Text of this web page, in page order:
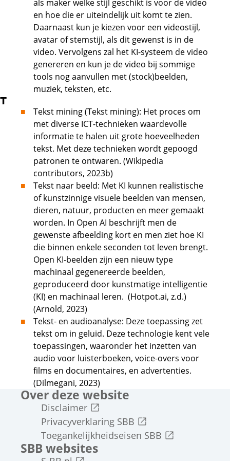
als maker welke stijl geschikt is voor de video
en hoe die er uiteindelijk uit komt te zien.
Daarnaast kun je kiezen voor een videostijl,
avatar of stemstijl, als dit gewenst is in de
video. Vervolgens zal het KI-systeem de video
genereren en kun je de video bij sommige
tools nog aanvullen met (stock)beelden,
muziek, teksten, etc.
T
Tekst mining (Tekst mining): Het proces om
met diverse ICT-technieken waardevolle
informatie te halen uit grote hoeveelheden
tekst. Met deze technieken wordt gepoogd
patronen te ontwaren. (Wikipedia
contributors, 2023b)
Tekst naar beeld: Met KI kunnen realistische
of kunstzinnige visuele beelden van mensen,
dieren, natuur, producten en meer gemaakt
worden. In Open AI beschrijft men de
gewenste afbeelding kort en men ziet hoe KI
die binnen enkele seconden tot leven brengt.
Open KI-beelden zijn een nieuw type
machinaal gegenereerde beelden,
geproduceerd door kunstmatige intelligentie
(KI) en machinaal leren. (Hotpot.ai, z.d.)
(Arnold, 2023)
Tekst- en audioanalyse: Deze toepassing zet
tekst om in geluid. Deze technologie kent vele
toepassingen, waaronder het inzetten van
audio voor luisterboeken, voice-overs voor
films en documentaires, en advertenties.
(Dilmegani, 2023)
Over deze website
Disclaimer
Privacyverklaring SBB
Toegankelijkheidseisen SBB
SBB websites